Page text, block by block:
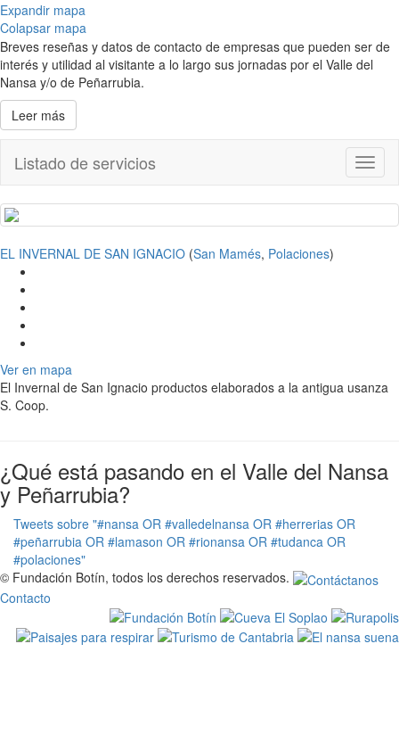
Expandir mapa
Colapsar mapa
Breves reseñas y datos de contacto de empresas que pueden ser de
interés y utilidad al visitante a lo largo sus jornadas por el Valle del
Nansa y/o de Peñarrubia.
Leer más
Listado de servicios
EL INVERNAL DE SAN IGNACIO (San Mamés, Polaciones)
Ver en mapa
El Invernal de San Ignacio productos elaborados a la antigua usanza
S. Coop.
¿Qué está pasando en el Valle del Nansa
y Peñarrubia?
Tweets sobre "#nansa OR #valledelnansa OR #herrerias OR
#peñarrubia OR #lamason OR #rionansa OR #tudanca OR
#polaciones"
© Fundación Botín, todos los derechos reservados.
Contacto